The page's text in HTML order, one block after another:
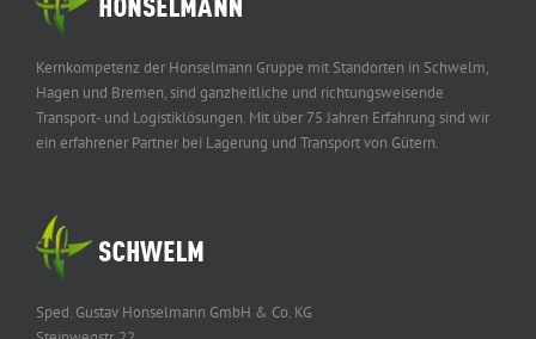
Kernkompetenz der Honselmann Gruppe mit Standorten in Schwelm,
Hagen und Bremen, sind ganzheitliche und richtungsweisende
Transport- und Logistiklösungen. Mit über 75 Jahren Erfahrung sind wir
ein erfahrener Partner bei Lagerung und Transport von Gütern.
Sped. Gustav Honselmann GmbH & Co. KG